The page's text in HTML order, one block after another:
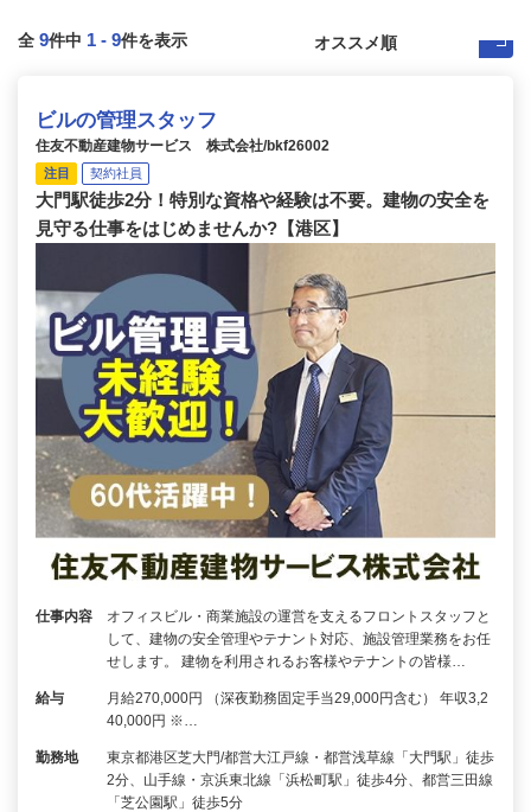
全 9件中 1 - 9件を表示
ビルの管理スタッフ
住友不動産建物サービス 株式会社/bkf26002
注目 契約社員
大門駅徒歩2分！特別な資格や経験は不要。建物の安全を
見守る仕事をはじめませんか?【港区】
仕事内容
オフィスビル・商業施設の運営を支えるフロントスタッフと
して、建物の安全管理やテナント対応、施設管理業務をお任
せします。 建物を利用されるお客様やテナントの皆様…
給与
月給270,000円 （深夜勤務固定手当29,000円含む） 年収3,2
40,000円 ※…
勤務地
東京都港区芝大門/都営大江戸線・都営浅草線「大門駅」徒歩
2分、山手線・京浜東北線「浜松町駅」徒歩4分、都営三田線
「芝公園駅」徒歩5分